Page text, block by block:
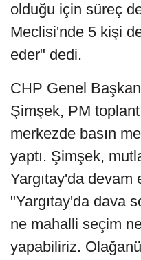
olduğu için süreç
Meclisi'nde 5 kişi
eder" dedi.
CHP Genel Başkan
Şimşek, PM
merkezde basın
yaptı. Şimşek,
Yargıtay'da devam
"Yargıtay'da dava
ne mahalli seçim
yapabiliriz.